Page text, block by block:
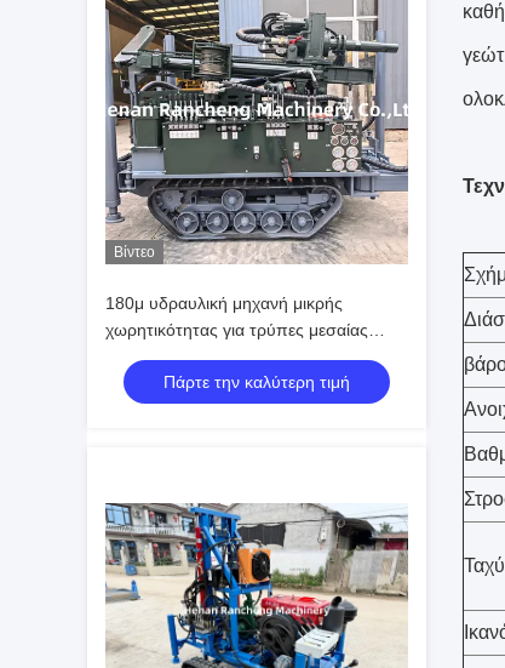
Βίντεο
180μ υδραυλική μηχανή μικρής
χωρητικότητας για τρύπες μεσαίας
κλίμακας
Πάρτε την καλύτερη τιμή